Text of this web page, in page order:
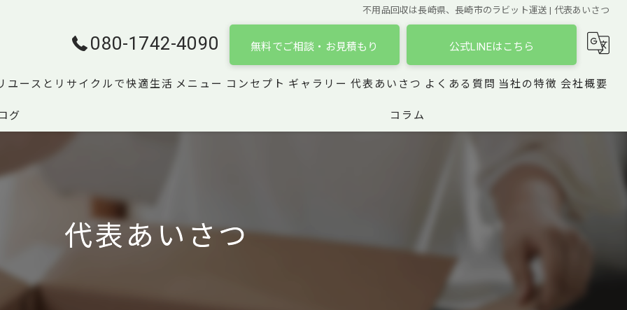
不用品回収は長崎県、長崎市のラビット運送 | 代表あいさつ
080-1742-4090 無料でご相談・お見積もり 公式LINEはこちら
ユースとリサイクルで快適生活 メニュー コンセプト ギャラリー 代表あいさつ よくある質問 当社の特徴
引っ越し
おもちゃ
会社概要
グ コラム
代表あいさつ